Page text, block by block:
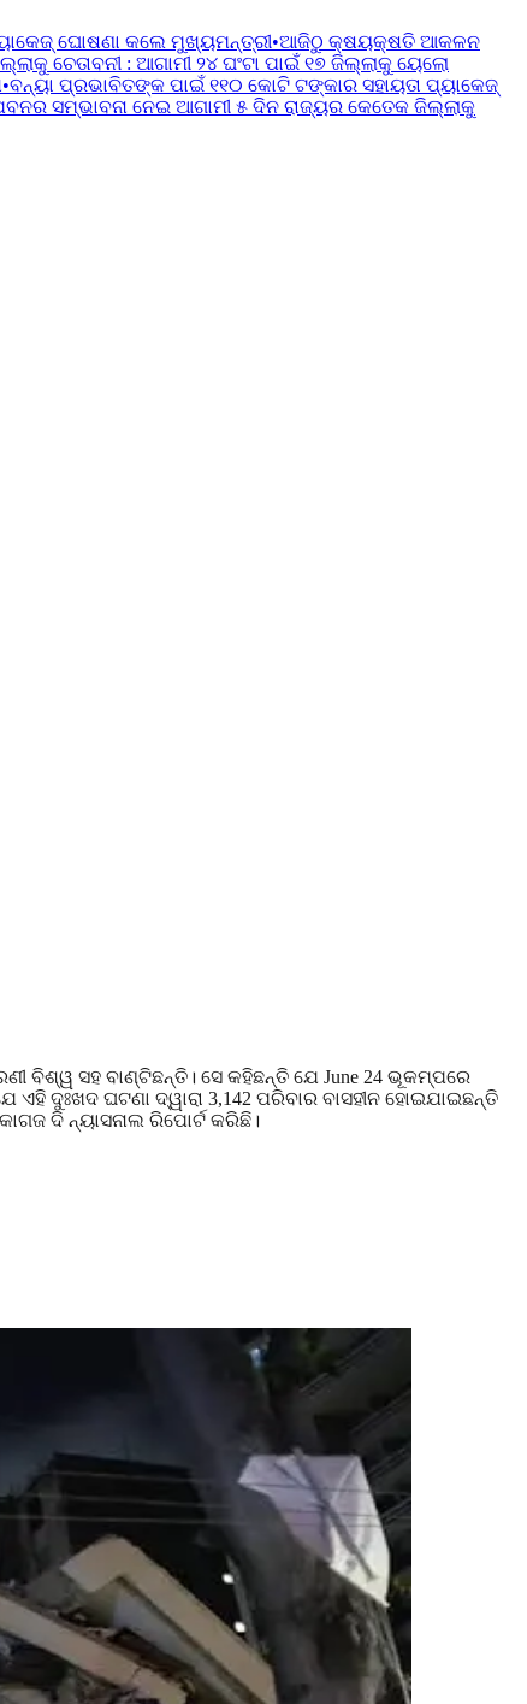
ଘୋଷଣା କଲେ ମୁଖ୍ୟମନ୍ତ୍ରୀ•ଆଜିଠୁ କ୍ଷୟକ୍ଷତି ଆକଳନ
ଚେତାବନୀ : ଆଗାମୀ ୨୪ ଘଂଟା ପାଇଁ ୧୭ ଜିଲ୍ଲାକୁ ୟେଲୋ
•ବନ୍ୟା ପ୍ରଭାବିତଙ୍କ ପାଇଁ ୧୧୦ କୋଟି ଟଙ୍କାର ସହାୟତା ପ୍ୟାକେଜ୍
ସମ୍ଭାବନା ନେଇ ଆଗାମୀ ୫ ଦିନ ରାଜ୍ୟର କେତେକ ଜିଲ୍ଲାକୁ
ସହ ବାଣ୍ଟିଛନ୍ତି। ସେ କହିଛନ୍ତି ଯେ June 24 ଭୂକମ୍ପରେ
ଦୁଃଖଦ ଘଟଣା ଦ୍ୱାରା 3,142 ପରିବାର ବାସହୀନ ହୋଇଯାଇଛନ୍ତି
ଦି ନ୍ୟାସନାଲ ରିପୋର୍ଟ କରିଛି।